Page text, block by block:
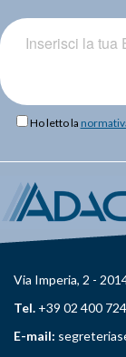
Ho letto la
Via Imperia, 2 -
Tel. +39 02 400
E-mail: